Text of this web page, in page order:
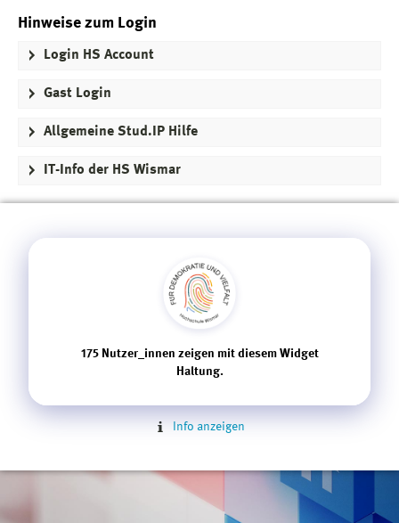
Hinweise zum Login
Login HS Account
Gast Login
Allgemeine Stud.IP Hilfe
IT-Info der HS Wismar
175 Nutzer_innen zeigen mit diesem Widget
Haltung.
Info anzeigen